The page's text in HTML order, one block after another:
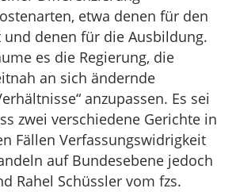
etwa denen für den
denen für die Ausbildung.
es die Regierung, die
an sich ändernde
anzupassen. Es sei
zwei verschiedene Gerichte in
Fällen Verfassungswidrigkeit
auf Bundesebene jedoch
Rahel Schüssler vom fzs.